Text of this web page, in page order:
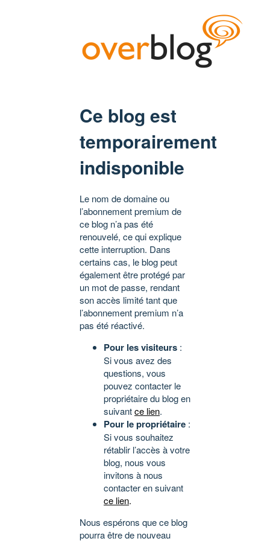
Ce blog est
temporairement
indisponible
Le nom de domaine ou
l’abonnement premium de
ce blog n’a pas été
renouvelé, ce qui explique
cette interruption. Dans
certains cas, le blog peut
également être protégé par
un mot de passe, rendant
son accès limité tant que
l’abonnement premium n’a
pas été réactivé.
Pour les visiteurs :
Si vous avez des
questions, vous
pouvez contacter le
propriétaire du blog en
suivantce lien.
Pour le propriétaire :
Si vous souhaitez
rétablir l’accès à votre
blog, nous vous
invitons à nous
contacter en suivant
ce lien.
Nous espérons que ce blog
pourra être de nouveau